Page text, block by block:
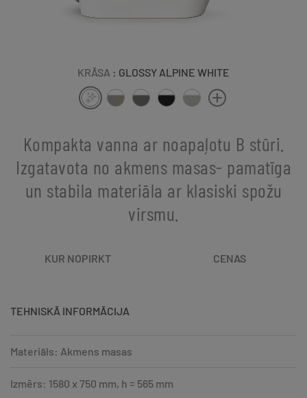
KRĀSA : GLOSSY ALPINE WHITE
Kompakta vanna ar noapaļotu B stūri.
Izgatavota no akmens masas- pamatīga
un stabila materiāla ar klasiski spožu
virsmu.
KUR NOPIRKT CENAS
TEHNISKĀ INFORMĀCIJA
Materiāls: Akmens masas
Izmērs: 1580 x 750 mm, h = 565 mm